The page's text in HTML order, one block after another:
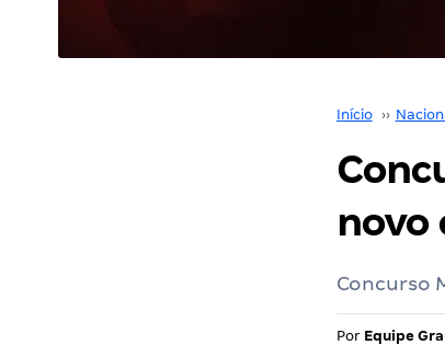
Início ››
novo
Concurso
Por Equipe